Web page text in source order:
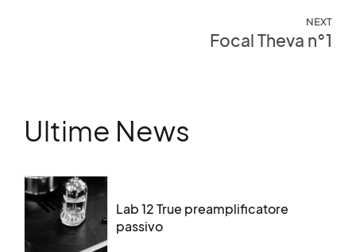
NEXT
Focal Theva n°1
Ultime News
Lab 12 True preamplificatore
passivo